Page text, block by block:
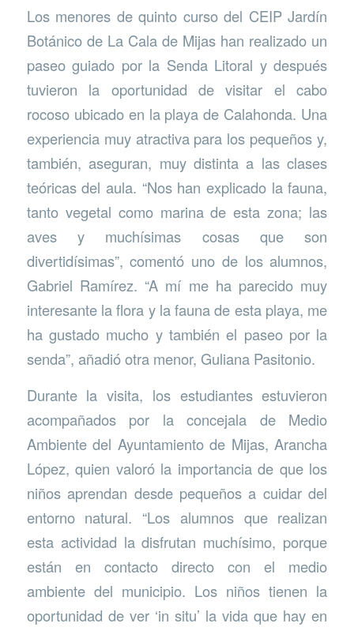
Los menores de quinto curso del CEIP Jardín
Botánico de La Cala de Mijas han realizado un
paseo guiado por la Senda Litoral y después
tuvieron la oportunidad de visitar el cabo
rocoso ubicado en la playa de Calahonda. Una
experiencia muy atractiva para los pequeños y,
también, aseguran, muy distinta a las clases
teóricas del aula. “Nos han explicado la fauna,
tanto vegetal como marina de esta zona; las
aves y muchísimas cosas que son
divertidísimas”, comentó uno de los alumnos,
Gabriel Ramírez. “A mí me ha parecido muy
interesante la flora y la fauna de esta playa, me
ha gustado mucho y también el paseo por la
senda”, añadió otra menor, Guliana Pasitonio.
Durante la visita, los estudiantes estuvieron
acompañados por la concejala de Medio
Ambiente del Ayuntamiento de Mijas, Arancha
López, quien valoró la importancia de que los
niños aprendan desde pequeños a cuidar del
entorno natural. “Los alumnos que realizan
esta actividad la disfrutan muchísimo, porque
están en contacto directo con el medio
ambiente del municipio. Los niños tienen la
oportunidad de ver ‘in situ’ la vida que hay en